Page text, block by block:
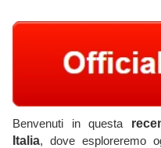
Benvenuti in questa
Italia, dove esploreremo